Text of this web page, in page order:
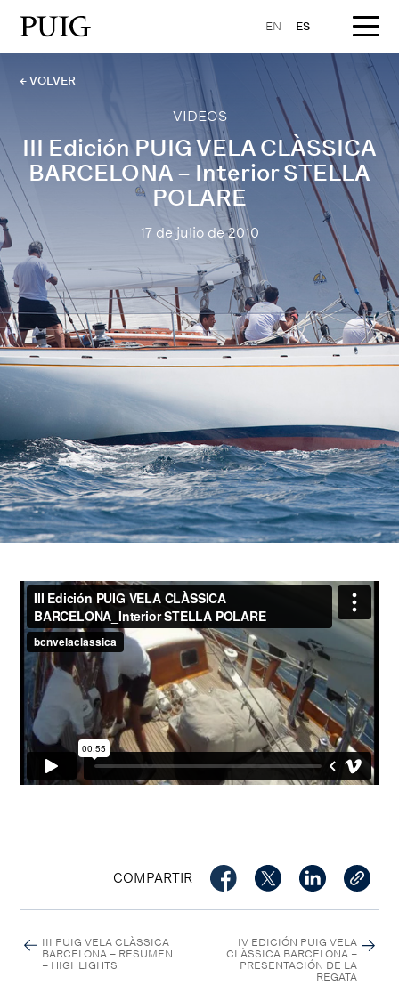
EN ES
← VOLVER
VIDEOS
III Edición PUIG VELA CLÀSSICA
BARCELONA – Interior STELLA
POLARE
17 de julio de 2010
COMPARTIR
III PUIG VELA CLÀSSICA
BARCELONA – RESUMEN
– HIGHLIGHTS
IV EDICIÓN PUIG VELA
CLÀSSICA BARCELONA –
PRESENTACIÓN DE LA
REGATA